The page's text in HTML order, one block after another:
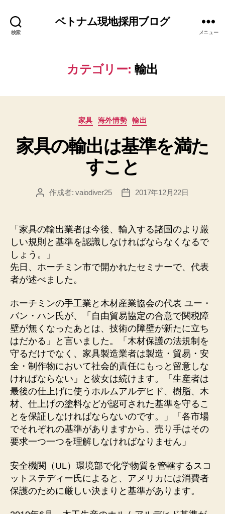
検索
ベトナム現地採用ブログ
メニュー
カテゴリー: 輸出
カ
ゴ
リ
ー
家具 海外情勢 輸出
家具の輸出は基準を満た
すこと
投
作成者:vaiodiver25
投
2017年12月22日
「家具の輸出業者は今後、輸入する諸国のより厳
しい規則と基準を認識しなければならなくなるで
しょう。」
先日、ホーチミン市で開かれたセミナーで、代表
者が述べました。
ホーチミンの手工業と木材産業協会の代表 ユー・
バン・ハン氏が、「自由貿易協定の合意で関税障
壁が無くなったあとは、技術の障壁が新たに立ち
はだかる」と言いました。「木材保護の法規制を
守るだけでなく、家具製造業者は製造・貿易・安
全・制作物において社会的責任にもっと留意しな
ければならない」と彼女は続けます。「生産者は
最後の仕上げに使うホルムアルデヒド、樹脂、木
材、仕上げの塗料などが認可された基準を守るこ
とを保証しなければならないのです。」「各市場
でそれぞれの基準がありますから、売り手はその
要求一つ一つを理解しなければなりません」
安全機関（UL）環境部で化学物質を管轄するスコ
ットステディー氏によると、アメリカには消費者
保護のために厳しい決まりと基準があります。